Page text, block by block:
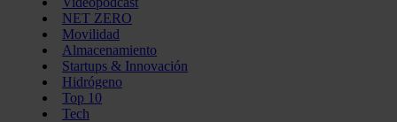
NET ZERO
Movilidad
Almacenamiento
Startups & Innovación
Hidrógeno
Top 10
Tech